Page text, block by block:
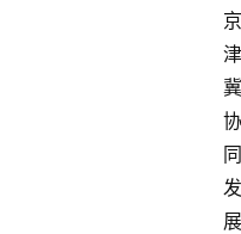
京
津
冀
协
同
发
展